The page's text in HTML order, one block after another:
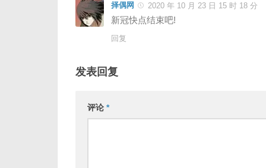
择偶网 2020 年 10 月 23 日 15 时 18 分
新冠快点结束吧!
回复
发表回复
评论 *